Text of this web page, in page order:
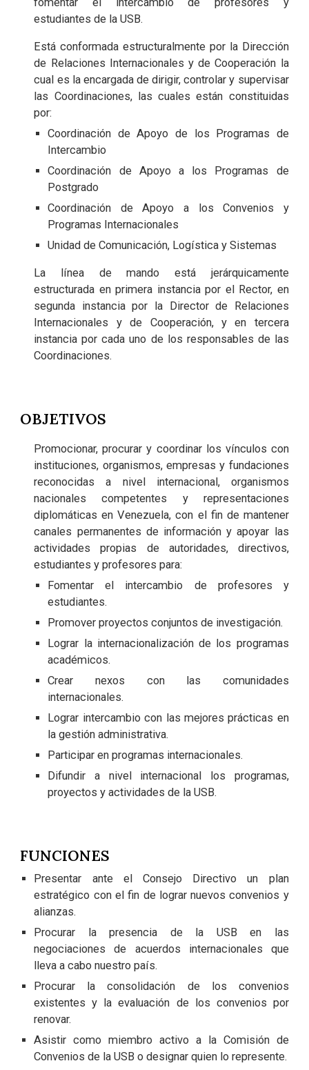
estudiantes de la USB.
Está conformada estructuralmente por la Dirección
de Relaciones Internacionales y de Cooperación la
cual es la encargada de dirigir, controlar y supervisar
las Coordinaciones, las cuales están constituidas
por:
Coordinación de Apoyo de los Programas de
Intercambio
Coordinación de Apoyo a los Programas de
Postgrado
Coordinación de Apoyo a los Convenios y
Programas Internacionales
Unidad de Comunicación, Logística y Sistemas
La línea de mando está jerárquicamente
estructurada en primera instancia por el Rector, en
segunda instancia por la Director de Relaciones
Internacionales y de Cooperación, y en tercera
instancia por cada uno de los responsables de las
Coordinaciones.
OBJETIVOS
Promocionar, procurar y coordinar los vínculos con
instituciones, organismos, empresas y fundaciones
reconocidas a nivel internacional, organismos
nacionales competentes y representaciones
diplomáticas en Venezuela, con el fin de mantener
canales permanentes de información y apoyar las
actividades propias de autoridades, directivos,
estudiantes y profesores para:
Fomentar el intercambio de profesores y
estudiantes.
Promover proyectos conjuntos de investigación.
Lograr la internacionalización de los programas
académicos.
Crear nexos con las comunidades
internacionales.
Lograr intercambio con las mejores prácticas en
la gestión administrativa.
Participar en programas internacionales.
Difundir a nivel internacional los programas,
proyectos y actividades de la USB.
FUNCIONES
Presentar ante el Consejo Directivo un plan
estratégico con el fin de lograr nuevos convenios y
alianzas.
Procurar la presencia de la USB en las
negociaciones de acuerdos internacionales que
lleva a cabo nuestro país.
Procurar la consolidación de los convenios
existentes y la evaluación de los convenios por
renovar.
Asistir como miembro activo a la Comisión de
Convenios de la USB o designar quien lo represente.